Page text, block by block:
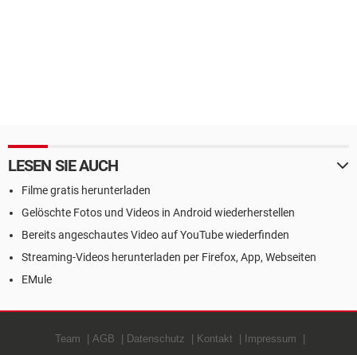
LESEN SIE AUCH
Filme gratis herunterladen
Gelöschte Fotos und Videos in Android wiederherstellen
Bereits angeschautes Video auf YouTube wiederfinden
Streaming-Videos herunterladen per Firefox, App, Webseiten
EMule
Team AGB Datenschutz Kontakt
Impressum